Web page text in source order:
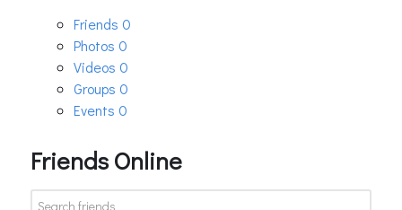
Friends 0
Photos 0
Videos 0
Groups 0
Events 0
Friends Online